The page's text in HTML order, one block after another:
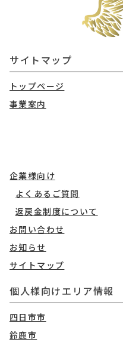
サイトマップ
トップページ
事業案内
企業様向け
よくあるご質問
返戻金制度について
お問い合わせ
お知らせ
サイトマップ
個人様向けエリア情報
四日市市
鈴鹿市